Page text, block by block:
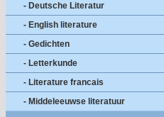
- Deutsche Literatur
- English literature
- Gedichten
- Letterkunde
- Literature francais
- Middeleeuwse literatuur